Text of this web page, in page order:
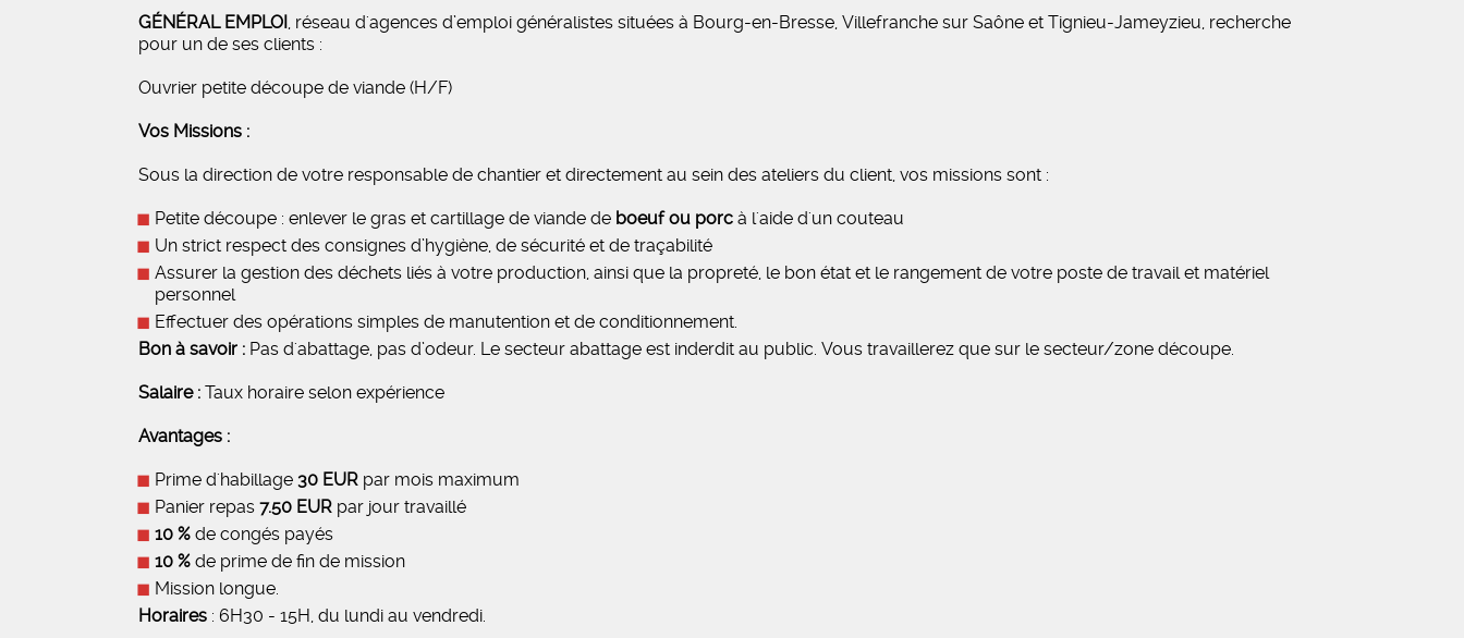
GÉNÉRAL EMPLOI, réseau d'agences d’emploi généralistes situées à Bourg-en-Bresse, Villefranche sur Saône et Tignieu-Jameyzieu, recherche
pour un de ses clients :
Ouvrier petite découpe de viande (H/F)
Vos Missions :
Sous la direction de votre responsable de chantier et directement au sein des ateliers du client, vos missions sont :
Petite découpe : enlever le gras et cartillage de viande de boeuf ou porc à l'aide d'un couteau
Un strict respect des consignes d’hygiène, de sécurité et de traçabilité
Assurer la gestion des déchets liés à votre production, ainsi que la propreté, le bon état et le rangement de votre poste de travail et matériel
personnel
Effectuer des opérations simples de manutention et de conditionnement.
Bon à savoir : Pas d'abattage, pas d’odeur. Le secteur abattage est inderdit au public. Vous travaillerez que sur le secteur/zone découpe.
Salaire : Taux horaire selon expérience
Avantages :
Prime d'habillage 30 EUR par mois maximum
Panier repas 7.50 EUR par jour travaillé
10 % de congés payés
10 % de prime de fin de mission
Mission longue.
Horaires : 6H30 - 15H, du lundi au vendredi.